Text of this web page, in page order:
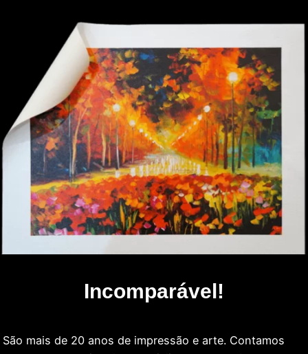
Incomparável!
São mais de 20 anos de impressão e arte. Contamos